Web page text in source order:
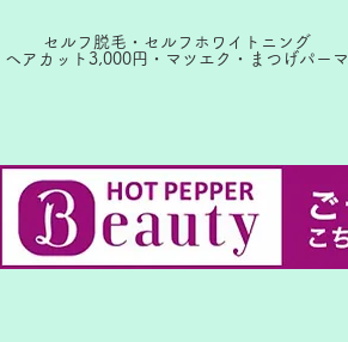
セルフ脱毛・セルフホワイトニング
ヘアカット3,000円・マツエク・まつげパーマ